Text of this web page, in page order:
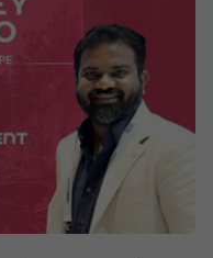
no Brasil
Gestão de
Investimentos
Em breve